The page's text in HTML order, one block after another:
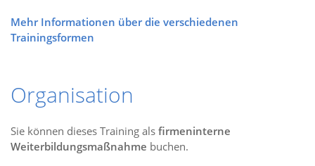
Organisation
Sie können dieses Training als firmeninterne
Weiterbildungsmaßnahme buchen.
Mehr Informationen über die verschiedenen
Trainingsformen